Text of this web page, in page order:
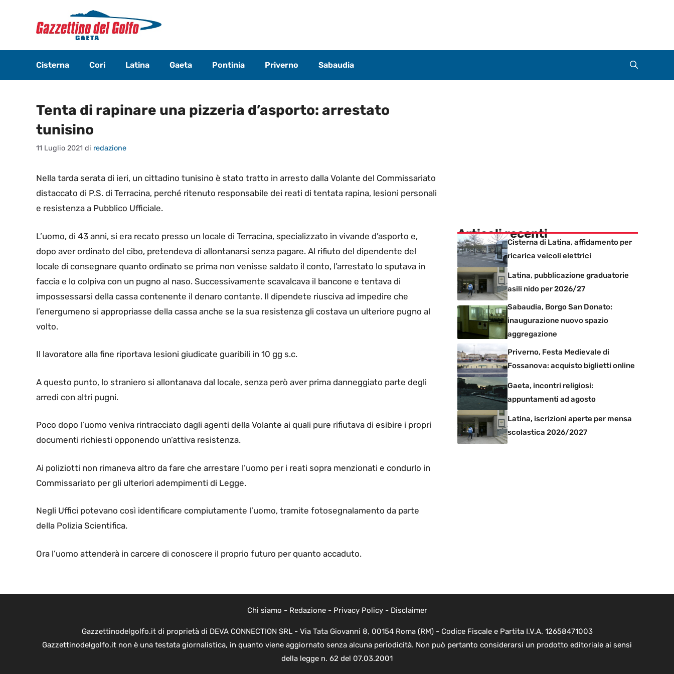
contenuto
Cisterna Cori Latina Gaeta Pontinia Priverno Sabaudia
Tenta di rapinare una pizzeria d’asporto: arrestato
tunisino
11 Luglio 2021 di redazione
Nella tarda serata di ieri, un cittadino tunisino è stato tratto in arresto dalla Volante del Commissariato
distaccato di P.S. di Terracina, perché ritenuto responsabile dei reati di tentata rapina, lesioni personali
e resistenza a Pubblico Ufficiale.
L’uomo, di 43 anni, si era recato presso un locale di Terracina, specializzato in vivande d’asporto e,
dopo aver ordinato del cibo, pretendeva di allontanarsi senza pagare. Al rifiuto del dipendente del
locale di consegnare quanto ordinato se prima non venisse saldato il conto, l’arrestato lo sputava in
faccia e lo colpiva con un pugno al naso. Successivamente scavalcava il bancone e tentava di
impossessarsi della cassa contenente il denaro contante. Il dipendete riusciva ad impedire che
l’energumeno si appropriasse della cassa anche se la sua resistenza gli costava un ulteriore pugno al
volto.
Il lavoratore alla fine riportava lesioni giudicate guaribili in 10 gg s.c.
A questo punto, lo straniero si allontanava dal locale, senza però aver prima danneggiato parte degli
arredi con altri pugni.
Poco dopo l’uomo veniva rintracciato dagli agenti della Volante ai quali pure rifiutava di esibire i propri
documenti richiesti opponendo un’attiva resistenza.
Ai poliziotti non rimaneva altro da fare che arrestare l’uomo per i reati sopra menzionati e condurlo in
Commissariato per gli ulteriori adempimenti di Legge.
Negli Uffici potevano così identificare compiutamente l’uomo, tramite fotosegnalamento da parte
della Polizia Scientifica.
Ora l’uomo attenderà in carcere di conoscere il proprio futuro per quanto accaduto.
Articoli recenti
Cisterna di Latina, affidamento per
ricarica veicoli elettrici
Latina, pubblicazione graduatorie
asili nido per 2026/27
Sabaudia, Borgo San Donato:
inaugurazione nuovo spazio
aggregazione
Priverno, Festa Medievale di
Fossanova: acquisto biglietti online
Gaeta, incontri religiosi:
appuntamenti ad agosto
Latina, iscrizioni aperte per mensa
scolastica 2026/2027
Chi siamo - Redazione- Privacy Policy- Disclaimer
Gazzettinodelgolfo.it di proprietà di DEVA CONNECTION SRL - Via Tata Giovanni 8, 00154 Roma (RM) - Codice Fiscale e Partita I.V.A. 12658471003
Gazzettinodelgolfo.it non è una testata giornalistica, in quanto viene aggiornato senza alcuna periodicità. Non può pertanto considerarsi un prodotto editoriale ai sensi
della legge n. 62 del 07.03.2001